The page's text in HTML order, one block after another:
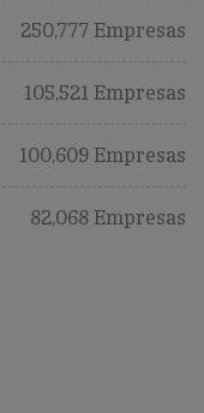
250,777 Empresas
105,521 Empresas
100,609 Empresas
82,068 Empresas